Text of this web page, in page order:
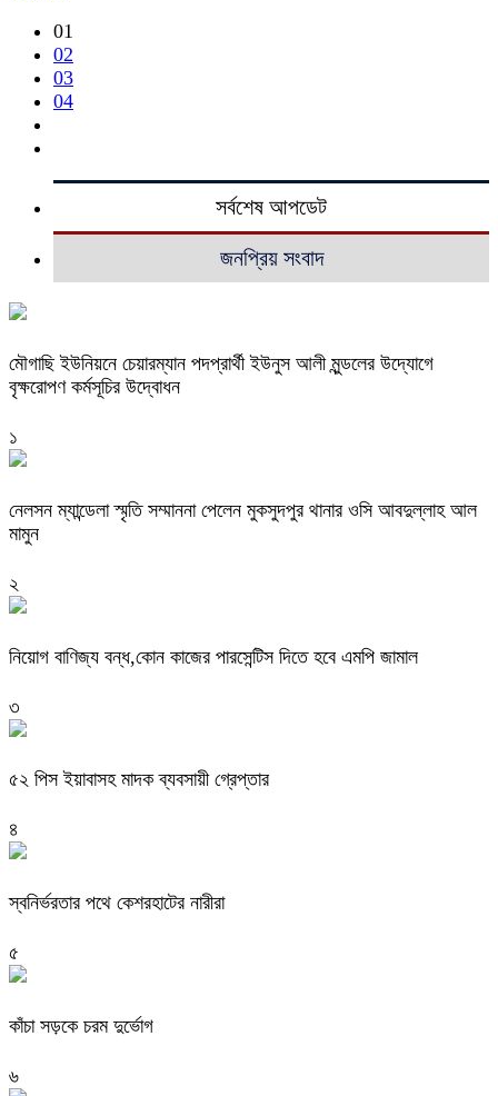
01
02
03
04
সর্বশেষ আপডেট
জনপ্রিয় সংবাদ
মৌগাছি ইউনিয়নে চেয়ারম্যান পদপ্রার্থী ইউনুস আলী মুন্ডলের উদ্যোগে
বৃক্ষরোপণ কর্মসূচির উদ্বোধন
১
নেলসন ম্যান্ডেলা স্মৃতি সম্মাননা পেলেন মুকসুদপুর থানার ওসি আবদুল্লাহ আল
মামুন
২
নিয়োগ বাণিজ্য বন্ধ,কোন কাজের পারসেন্টিস দিতে হবে এমপি জামাল
৩
৫২ পিস ইয়াবাসহ মাদক ব্যবসায়ী গ্রেপ্তার
৪
স্বনির্ভরতার পথে কেশরহাটের নারীরা
৫
কাঁচা সড়কে চরম দুর্ভোগ
৬